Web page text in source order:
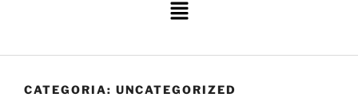
CATEGORIA: UNCATEGORIZED